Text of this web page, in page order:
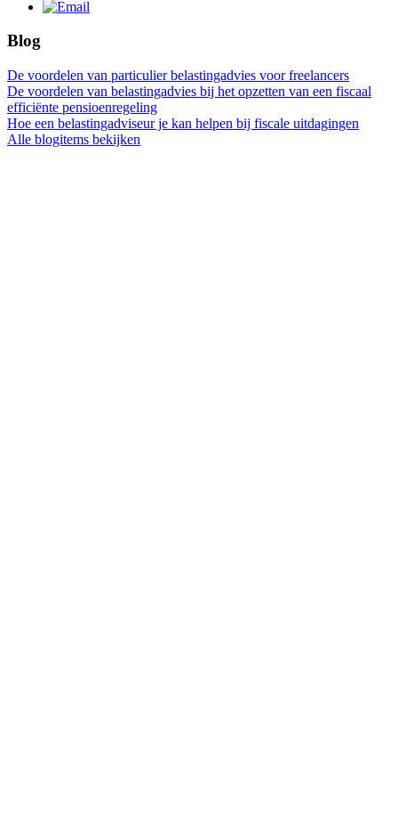
Blog
De voordelen van particulier belastingadvies voor freelancers
De voordelen van belastingadvies bij het opzetten van een fiscaal
efficiënte pensioenregeling
Hoe een belastingadviseur je kan helpen bij fiscale uitdagingen
Alle blogitems bekijken